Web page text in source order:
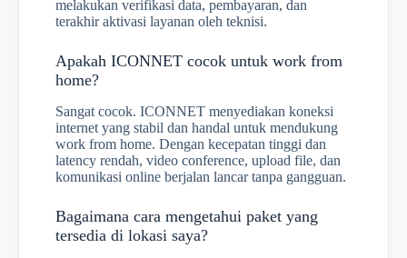
melakukan verifikasi data, pembayaran, dan
terakhir aktivasi layanan oleh teknisi.
Apakah ICONNET cocok untuk work from
home?
Sangat cocok. ICONNET menyediakan koneksi
internet yang stabil dan handal untuk mendukung
work from home. Dengan kecepatan tinggi dan
latency rendah, video conference, upload file, dan
komunikasi online berjalan lancar tanpa gangguan.
Bagaimana cara mengetahui paket yang
tersedia di lokasi saya?